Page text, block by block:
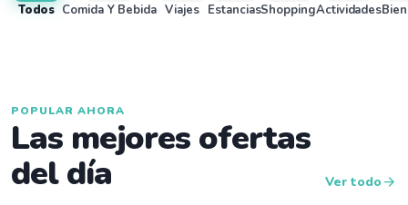
Todos Comida Y Bebida Viajes EstanciasShoppingActividades
POPULAR AHORA
Las mejores ofertas
del día Ver todo arrow_forward